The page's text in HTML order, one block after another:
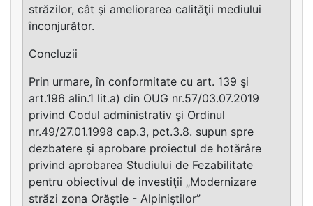
străzilor, cât şi ameliorarea calităţii mediului
înconjurător.
Concluzii
Prin urmare, în conformitate cu art. 139 şi
art.196 alin.1 lit.a) din OUG nr.57/03.07.2019
privind Codul administrativ şi Ordinul
nr.49/27.01.1998 cap.3, pct.3.8. supun spre
dezbatere şi aprobare proiectul de hotărâre
privind aprobarea Studiului de Fezabilitate
pentru obiectivul de investiţii „Modernizare
străzi zona Orăştie - Alpiniştilor”